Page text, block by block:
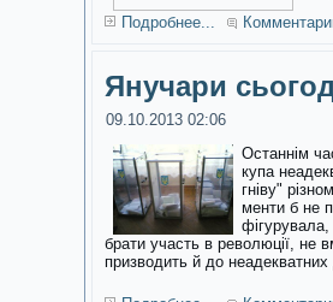
Подробнее...
Янучари
09.10.2013 02:06
Останнім
купа
гніву"
менти б не
брати участь в революції, не
призводить й до неадекватних